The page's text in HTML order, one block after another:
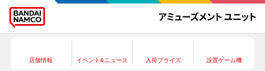
店舗情報 イベント&ニュース 入荷プライズ 設置ゲーム機